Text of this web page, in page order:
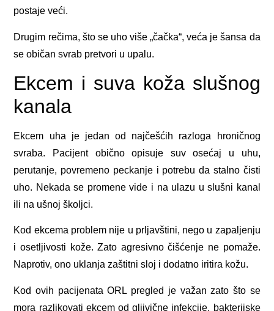
postaje veći.
Drugim rečima, što se uho više „čačka“, veća je šansa da
se običan svrab pretvori u upalu.
Ekcem i suva koža slušnog
kanala
Ekcem uha je jedan od najčešćih razloga hroničnog
svraba. Pacijent obično opisuje suv osećaj u uhu,
perutanje, povremeno peckanje i potrebu da stalno čisti
uho. Nekada se promene vide i na ulazu u slušni kanal
ili na ušnoj školjci.
Kod ekcema problem nije u prljavštini, nego u zapaljenju
i osetljivosti kože. Zato agresivno čišćenje ne pomaže.
Naprotiv, ono uklanja zaštitni sloj i dodatno iritira kožu.
Kod ovih pacijenata ORL pregled je važan zato što se
mora razlikovati ekcem od gljivične infekcije, bakterijske